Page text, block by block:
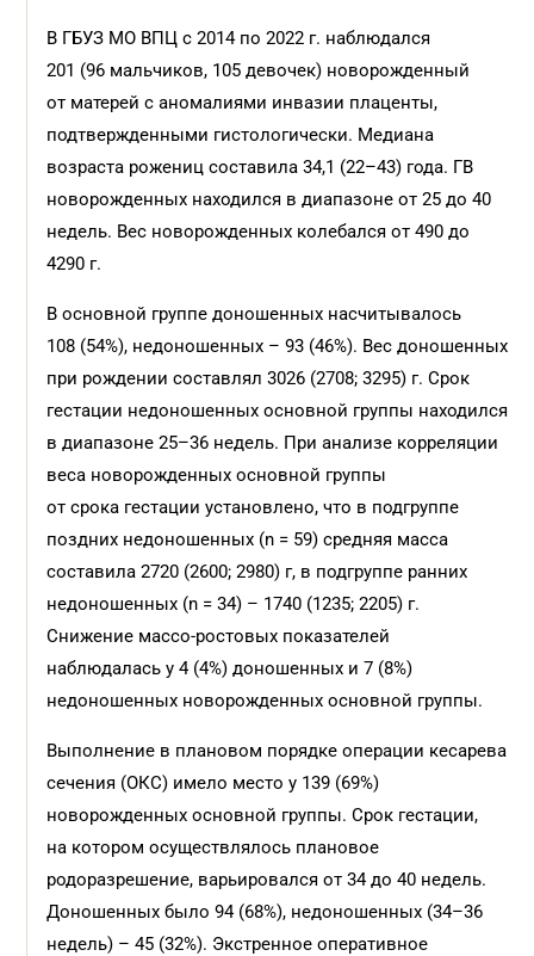
В ГБУЗ МО ВПЦ с 2014 по 2022 г. наблюдался
201 (96 мальчиков, 105 девочек) новорожденный
от матерей с аномалиями инвазии плаценты,
подтвержденными гистологически. Медиана
возраста рожениц составила 34,1 (22–43) года. ГВ
новорожденных находился в диапазоне от 25 до 40
недель. Вес новорожденных колебался от 490 до
4290 г.
В основной группе доношенных насчитывалось
108 (54%), недоношенных – 93 (46%). Вес доношенных
при рождении составлял 3026 (2708; 3295) г. Срок
гестации недоношенных основной группы находился
в диапазоне 25–36 недель. При анализе корреляции
веса новорожденных основной группы
от срока гестации установлено, что в подгруппе
поздних недоношенных (n = 59) средняя масса
составила 2720 (2600; 2980) г, в подгруппе ранних
недоношенных (n = 34) – 1740 (1235; 2205) г.
Снижение массо-ростовых показателей
наблюдалась у 4 (4%) доношенных и 7 (8%)
недоношенных новорожденных основной группы.
Выполнение в плановом порядке операции кесарева
сечения (ОКС) имело место у 139 (69%)
новорожденных основной группы. Срок гестации,
на котором осуществлялось плановое
родоразрешение, варьировался от 34 до 40 недель.
Доношенных было 94 (68%), недоношенных (34–36
недель) – 45 (32%). Экстренное оперативное